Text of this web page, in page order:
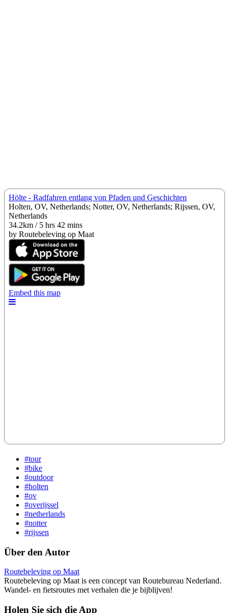
#tour
#bike
#outdoor
#holten
#ov
#overijssel
#netherlands
#notter
#rijssen
Über den Autor
Routebeleving op Maat
Routebeleving op Maat is een concept van Routebureau Nederland.
Wandel- en fietsroutes met verhalen die je bijblijven!
Holen Sie sich die App